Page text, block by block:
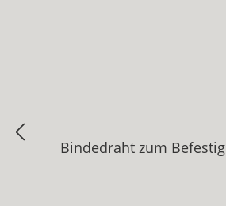
Bindedraht zum